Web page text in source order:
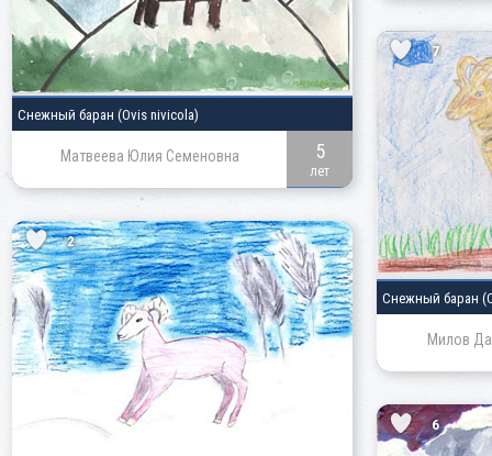
Снежный баран (Ovis nivicola)
Матвеева Юлия Семеновна 5
лет
7
Снежный баран
Милов
2
6